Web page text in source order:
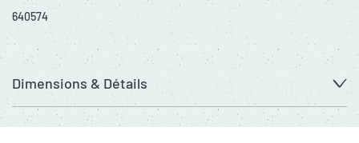
640574
Dimensions & Détails